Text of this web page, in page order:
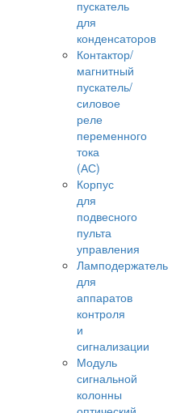
пускатель
для
конденсаторов
Контактор/
магнитный
пускатель/
силовое
реле
переменного
тока
(АС)
Корпус
для
подвесного
пульта
управления
Ламподержатель
для
аппаратов
контроля
и
сигнализации
Модуль
сигнальной
колонны